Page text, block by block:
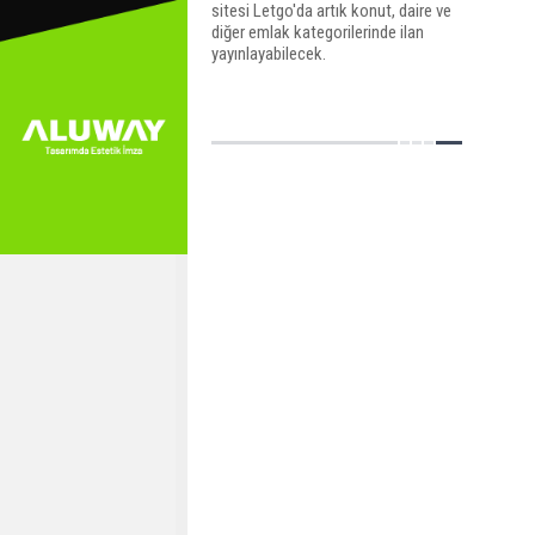
sitesi Letgo'da artık konut, daire ve
diğer emlak kategorilerinde ilan
yayınlayabilecek.